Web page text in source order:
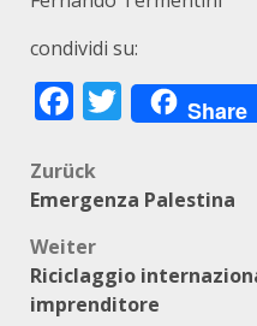
condividi su:
Facebook
Twitter
Share
Zurück
Emergenza Palestina
Weiter
Riciclaggio
imprenditore